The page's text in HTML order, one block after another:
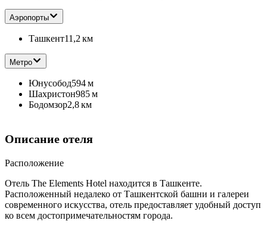
Аэропорты
Ташкент11,2 км
Метро
Юнусобод594 м
Шахристон985 м
Бодомзор2,8 км
Описание отеля
Расположение
Отель The Elements Hotel находится в Ташкенте.
Расположенный недалеко от Ташкентской башни и галереи
современного искусства, отель предоставляет удобный доступ
ко всем достопримечательностям города.